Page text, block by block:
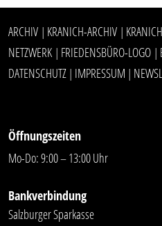
ARCHIV | KRANICH-ARCHIV |
NETZWERK | FRIEDENSBÜRO-LOGO |
DATENSCHUTZ | IMPRESSUM |
Öffnungszeiten
Mo-Do: 9:00 – 13:00 Uhr
Bankverbindung
Salzburger Sparkasse